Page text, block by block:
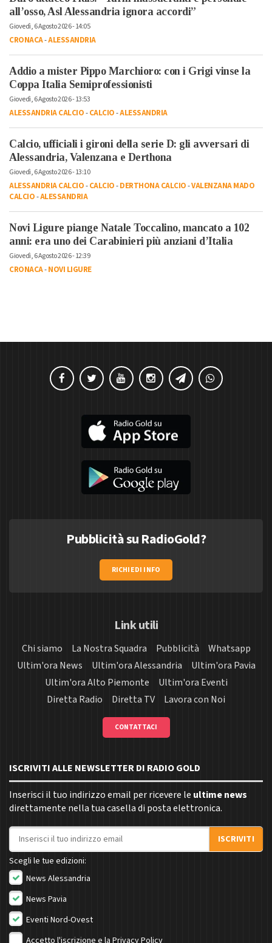
all’osso, Asl Alessandria ignora accordi”
Giovedì, 6 Agosto 2026 - 14:05
CRONACA-ALESSANDRIA
Addio a mister Pippo Marchioro: con i Grigi vinse la
Coppa Italia Semiprofessionisti
Giovedì, 6 Agosto 2026 - 13:53
ALESSANDRIA CALCIO-CALCIO-ALESSANDRIA
Calcio, ufficiali i gironi della serie D: gli avversari di
Alessandria, Valenzana e Derthona
Giovedì, 6 Agosto 2026 - 13:10
ALESSANDRIA CALCIO-CALCIO-DERTHONA CALCIO-VALENZANA MADO
CALCIO-ALESSANDRIA
Novi Ligure piange Natale Toccalino, mancato a 102
anni: era uno dei Carabinieri più anziani d’Italia
Giovedì, 6 Agosto 2026 - 12:39
CRONACA-NOVI LIGURE
Pubblicità su RadioGold?
RICHIEDI INFO
Link utili
Chi siamo La Nostra Squadra Pubblicità
Whatsapp
Ultim'ora News
Ultim'ora Alessandria
Ultim'ora Pavia
Ultim'ora Alto Piemonte
Ultim'ora Eventi
Diretta Radio
Diretta TV Lavora con Noi
CONTATTACI
ISCRIVITI ALLE NEWSLETTER DI RADIO GOLD
Inserisci il tuo indirizzo email per ricevere le ultime news
direttamente nella tua casella di posta elettronica.
Indirizzo email
ISCRIVITI
Scegli le tue edizioni:
News Alessandria
News Pavia
Eventi Nord-Ovest
Accetto l'iscrizione e la Privacy Policy